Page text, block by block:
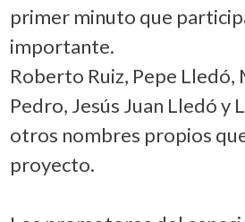
primer minuto que
importante.
Roberto Ruiz, Pepe Lledó,
Pedro, Jesús Juan Lledó y
otros nombres propios
proyecto.